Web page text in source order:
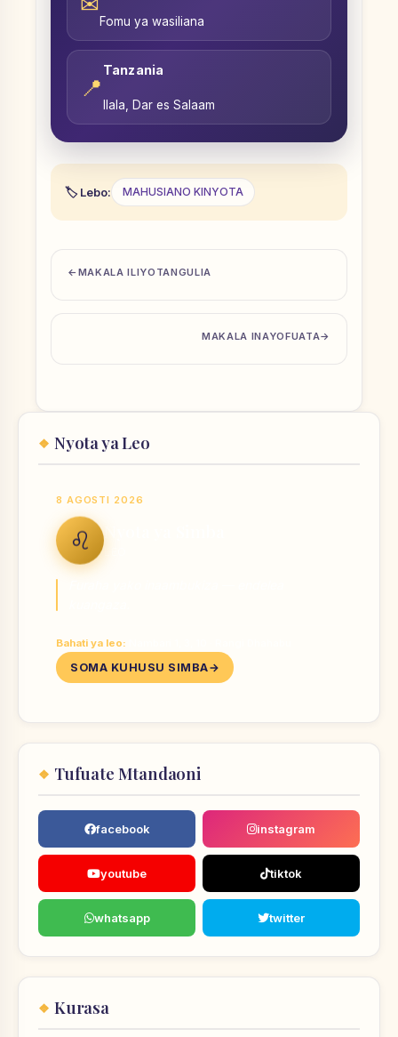
Fomu ya wasiliana
📍
Tanzania
Ilala, Dar es Salaam
Lebo: MAHUSIANO KINYOTA
MAKALA ILIYOTANGULIA
MAKALA INAYOFUATA
Nyota ya Leo
8 AGOSTI 2026
♌
Bahati ya leo:
SOMA KUHUSU SIMBA
Tufuate Mtandaoni
facebook instagram
youtube tiktok
whatsapp twitter
Kurasa